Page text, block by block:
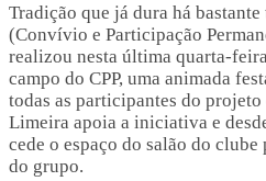
Tradição que já dura há bastante
(Convívio e Participação
realizou nesta última quarta-
campo do CPP, uma animada
todas as participantes do projeto
Limeira apoia a iniciativa e
cede o espaço do salão do clube
do grupo.